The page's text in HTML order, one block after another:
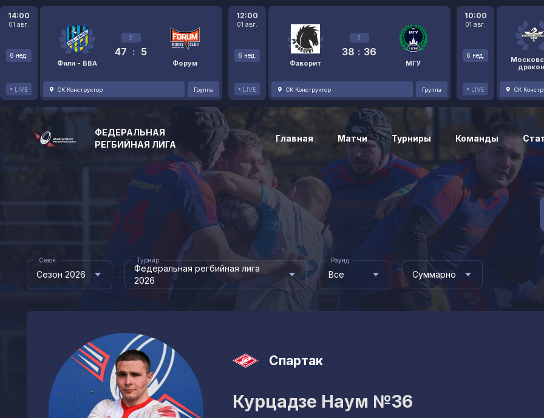
14:00
01 авг.
6 нед.
LIVE
Фили - ВВА
2
47 : 5
Форум
СК Конструктор Группа
12:00
01 авг.
6 нед.
LIVE
Фаворит
2
38 : 36
МГУ
СК Конструктор Группа
10:00
01 авг.
6 нед.
LIVE СК
ФЕДЕРАЛЬНАЯ
РЕГБИЙНАЯ ЛИГА
Главная Матчи Турниры Команды
Сезон 2026
Сезон
Федеральная регбийная лига
2026
Турнир
Все
Раунд
Суммарно
Спартак
Курцадзе Наум №36